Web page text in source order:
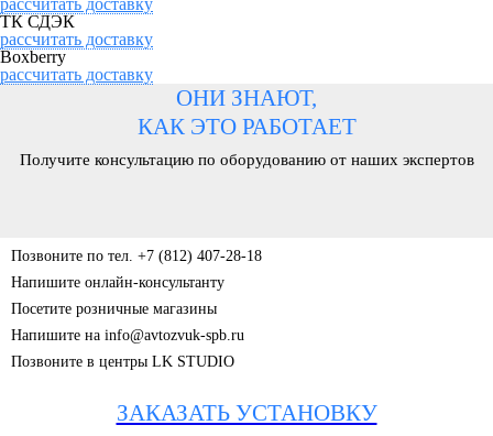
рассчитать доставку
ТК СДЭК
рассчитать доставку
Boxberry
рассчитать доставку
ОНИ ЗНАЮТ,
КАК ЭТО РАБОТАЕТ
Получите консультацию по оборудованию от наших экспертов
Позвоните по тел. +7 (812) 407-28-18
Напишите онлайн-консультанту
Посетите розничные магазины
Напишите на info@avtozvuk-spb.ru
Позвоните в центры LK STUDIO
ЗАКАЗАТЬ УСТАНОВКУ